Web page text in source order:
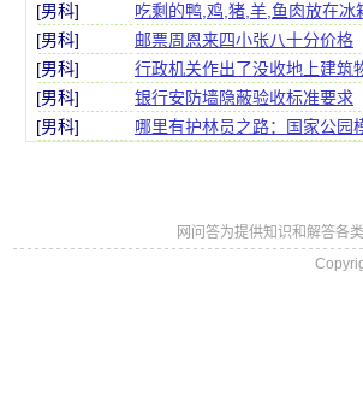
[男科]
吃剩的鸭,鸡,猪,羊,鱼肉放在冰
[男科]
邮票周恩来四小张八十分价格
[男科]
行政机关作出了没收地上建筑
[男科]
银行安防墙隐蔽验收标准要求
[男科]
哪里有护林员之路：国家公园
网问答为提供知识和解答各